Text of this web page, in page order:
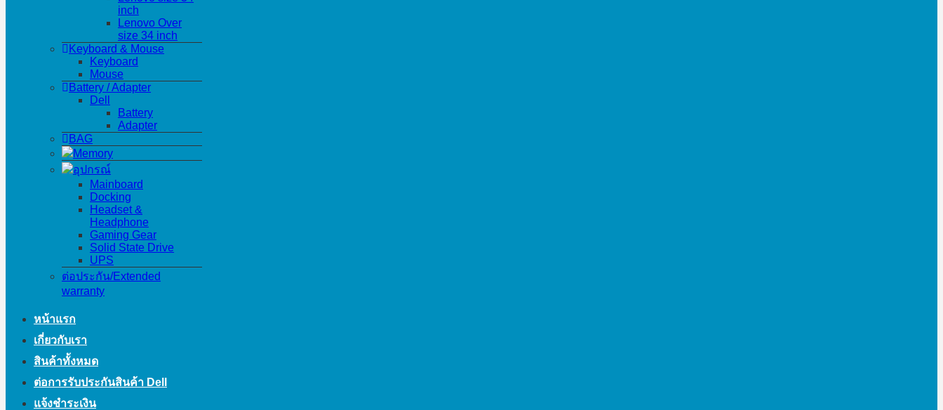
inch
Lenovo Over
size 34 inch
Keyboard & Mouse
Keyboard
Mouse
Battery / Adapter
Dell
Battery
Adapter
BAG
Memory
อุปกรณ์
Mainboard
Docking
Headset &
Headphone
Gaming Gear
Solid State Drive
UPS
ต่อประกัน/Extended
warranty
หน้าแรก
เกี่ยวกับเรา
สินค้าทั้งหมด
ต่อการรับประกันสินค้า Dell
แจ้งชำระเงิน